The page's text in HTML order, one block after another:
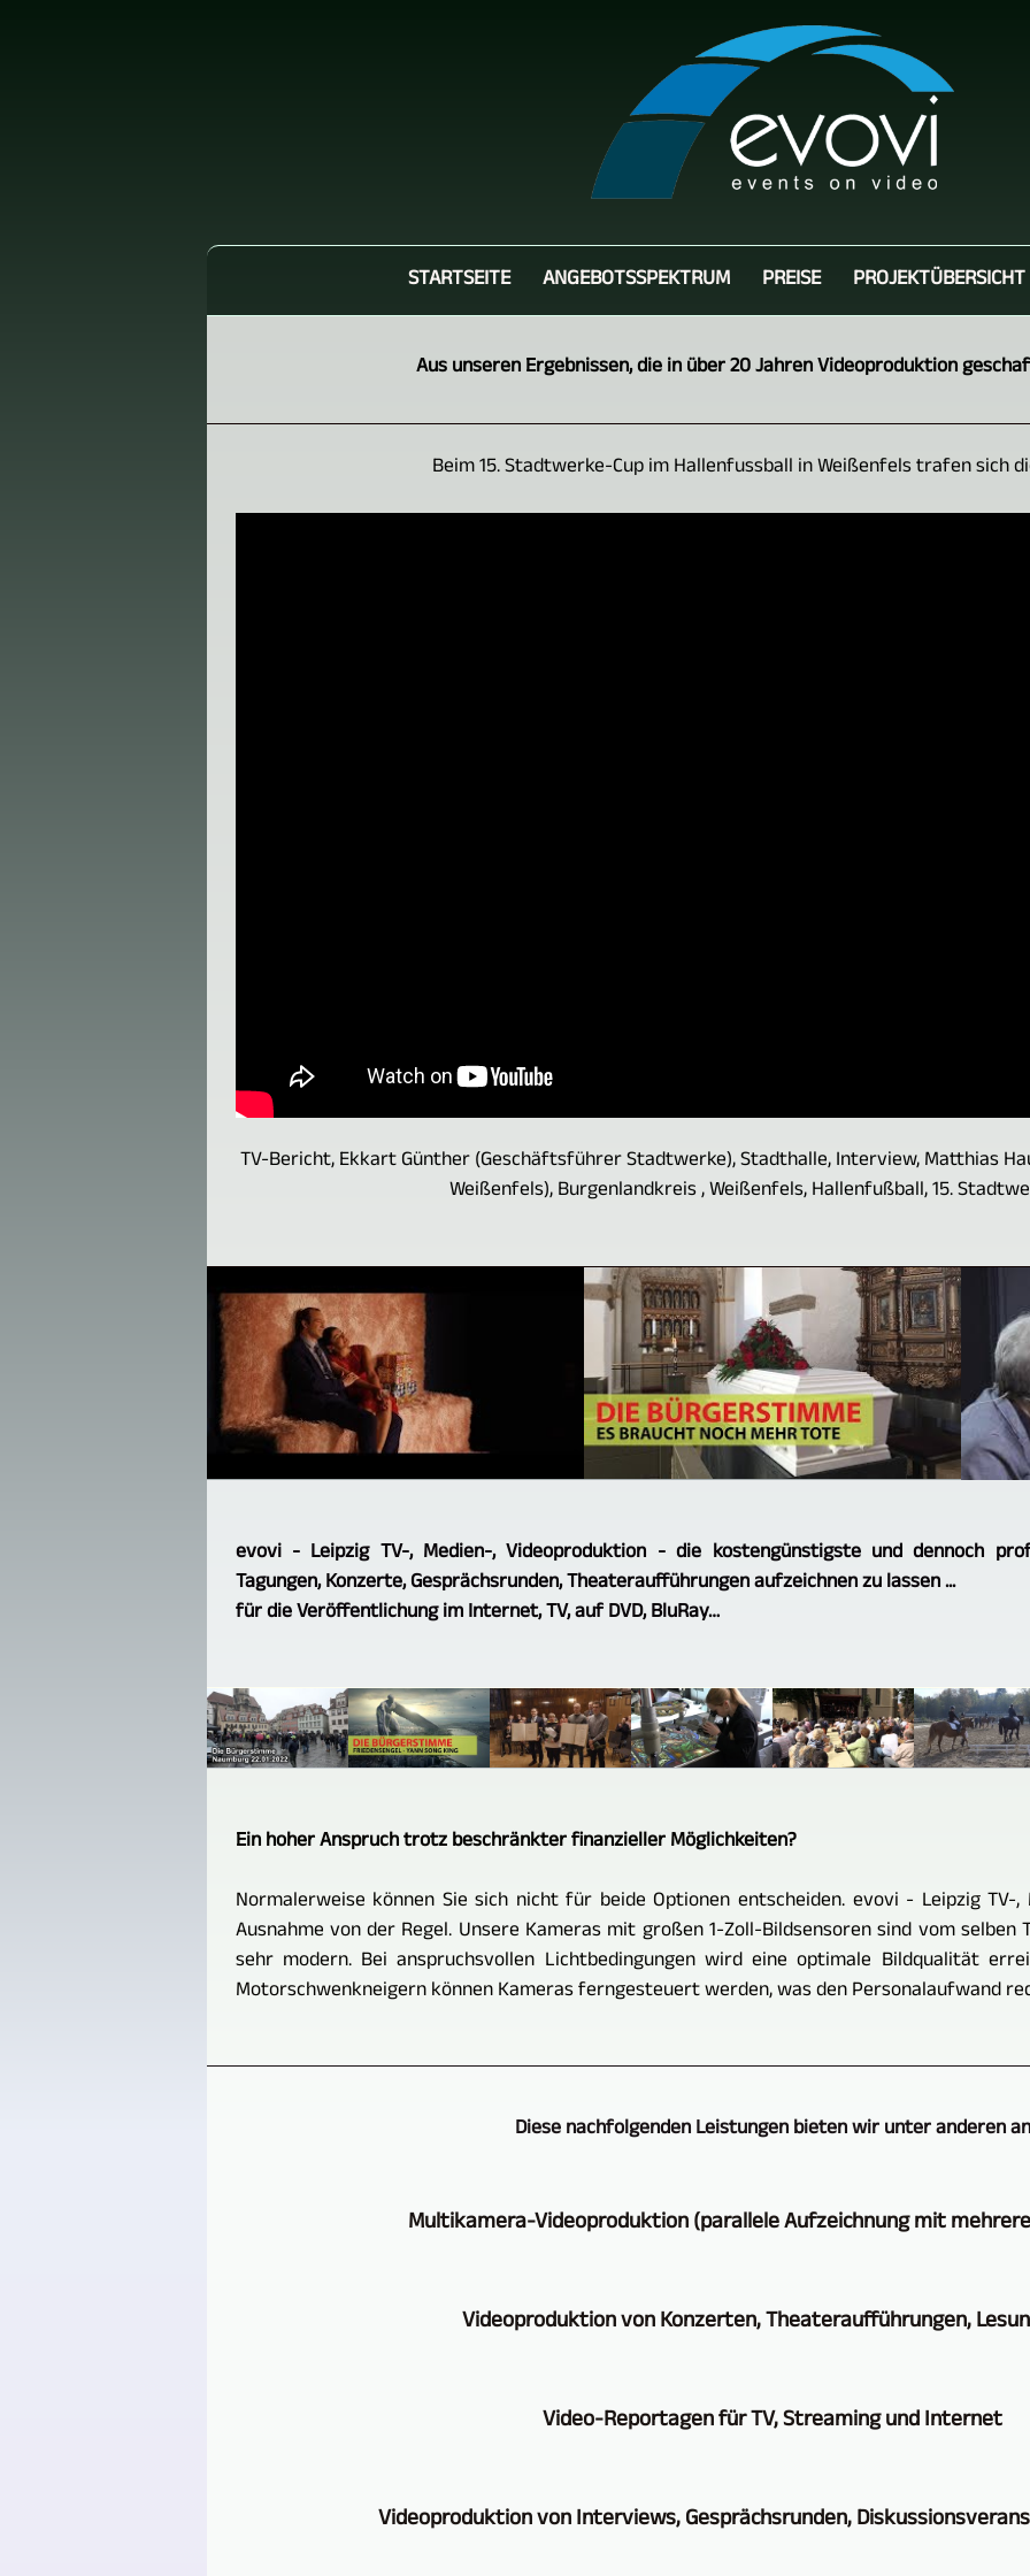
STARTSEITE ANGEBOTSSPEKTRUM PREISE PROJEKTÜBERSICHT
Aus unseren Ergebnissen, die in über 20 Jahren Videoproduktion
Beim 15. Stadtwerke-Cup im Hallenfussball in Weißenfels trafen sich
TV-Bericht, Ekkart Günther (Geschäftsführer Stadtwerke), Stadthalle, Interview, Matthias
Weißenfels), Burgenlandkreis , Weißenfels, Hallenfußball, 15.
evovi - Leipzig TV-, Medien-, Videoproduktion - die kostengünstigste und dennoch
Tagungen, Konzerte, Gesprächsrunden, Theateraufführungen aufzeichnen zu lassen ...
für die Veröffentlichung im Internet, TV, auf DVD, BluRay…
Ein hoher Anspruch trotz beschränkter finanzieller Möglichkeiten?
Normalerweise können Sie sich nicht für beide Optionen entscheiden. evovi - Leipzig TV-
Ausnahme von der Regel. Unsere Kameras mit großen 1-Zoll-Bildsensoren sind vom
sehr modern. Bei anspruchsvollen Lichtbedingungen wird eine optimale Bildqualität
Motorschwenkneigern können Kameras ferngesteuert werden, was den Personalaufwand
Diese nachfolgenden Leistungen bieten wir unter anderen an
Multikamera-Videoproduktion (parallele Aufzeichnung mit
-
TV-,
bietet
Videoproduktion von Konzerten, Theateraufführungen,
Videoaufzeichnung
Theateraufführungen,
Video-Reportagen für TV, Streaming und Internet
in
Videoproduktion von Interviews, Gesprächsrunden,